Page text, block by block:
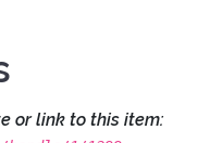
or link to this item: